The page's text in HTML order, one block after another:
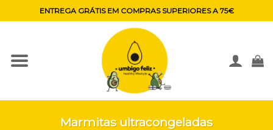
to
ENTREGA GRÁTIS EM COMPRAS SUPERIORES A 75€
Marmitas ultracongeladas